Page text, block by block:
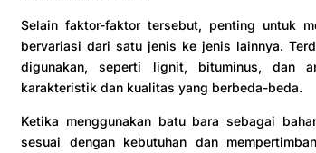
Selain faktor-faktor tersebut, penting untuk
bervariasi dari satu jenis ke jenis lainnya.
digunakan, seperti lignit, bituminus, dan
karakteristik dan kualitas yang berbeda-beda.
Ketika menggunakan batu bara sebagai
sesuai dengan kebutuhan dan